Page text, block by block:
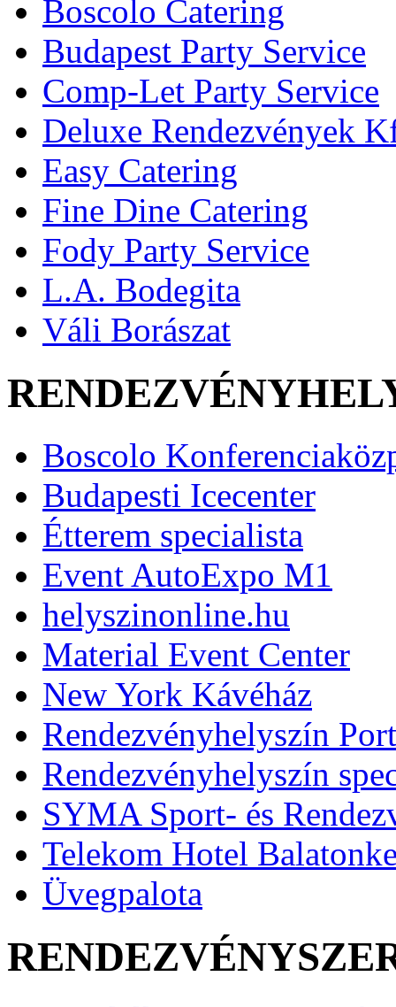
Boscolo Catering
Budapest Party Service
Comp-Let Party Service
Deluxe Rendezvények
Easy Catering
Fine Dine Catering
Fody Party Service
L.A. Bodegita
Váli Borászat
Boscolo
Budapesti Icecenter
Étterem specialista
Event AutoExpo M1
helyszinonline.hu
Material Event Center
New York Kávéház
Rendezvényhelyszín
Rendezvényhelyszín
SYMA Sport- és
Telekom Hotel
Üvegpalota